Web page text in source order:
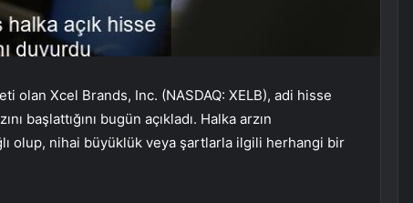
olan Xcel Brands, Inc. (NASDAQ: XELB), adi hisse
başlattığını bugün açıkladı. Halka arzın
olup, nihai büyüklük veya şartlarla ilgili herhangi bir